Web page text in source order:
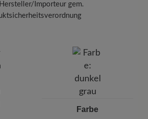
Hersteller/Importeur gem.
Str. 15/1, 74321 Bietigheim-Bissingen,
schuhe.de
Farbe